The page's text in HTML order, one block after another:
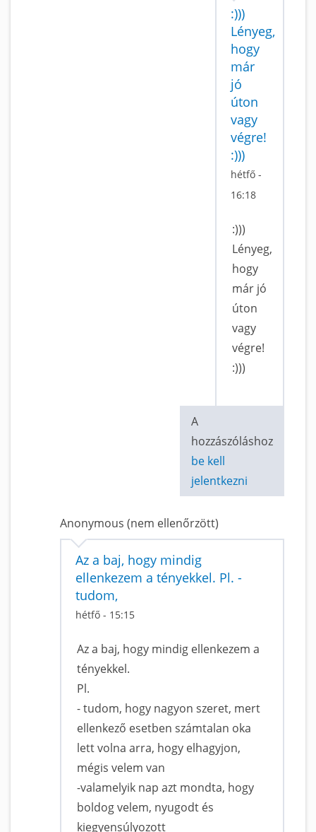
:)))
Lényeg,
hogy
már
jó
úton
vagy
végre!
:)))
hétfő -
16:18
:)))
Lényeg,
hogy
már jó
úton
vagy
végre!
:)))
A
hozzászóláshoz
be kell
jelentkezni
Anonymous (nem ellenőrzött)
Az a baj, hogy mindig
ellenkezem a tényekkel. Pl. -
tudom,
hétfő - 15:15
Az a baj, hogy mindig ellenkezem a
tényekkel.
Pl.
- tudom, hogy nagyon szeret, mert
ellenkező esetben számtalan oka
lett volna arra, hogy elhagyjon,
mégis velem van
-valamelyik nap azt mondta, hogy
boldog velem, nyugodt és
kiegyensúlyozott